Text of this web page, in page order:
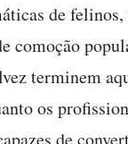
de
comoção
terminem
os
de